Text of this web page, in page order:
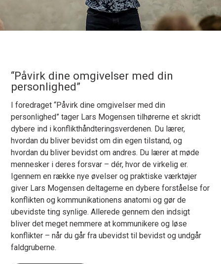
“Påvirk dine omgivelser med din
personlighed”
I foredraget “Påvirk dine omgivelser med din
personlighed” tager Lars Mogensen tilhørerne et skridt
dybere ind i konflikthåndteringsverdenen. Du lærer,
hvordan du bliver bevidst om din egen tilstand, og
hvordan du bliver bevidst om andres. Du lærer at møde
mennesker i deres forsvar – dér, hvor de virkelig er.
Igennem en række nye øvelser og praktiske værktøjer
giver Lars Mogensen deltagerne en dybere forståelse for
konflikten og kommunikationens anatomi og gør de
ubevidste ting synlige. Allerede gennem den indsigt
bliver det meget nemmere at kommunikere og løse
konflikter – når du går fra ubevidst til bevidst og undgår
faldgruberne.